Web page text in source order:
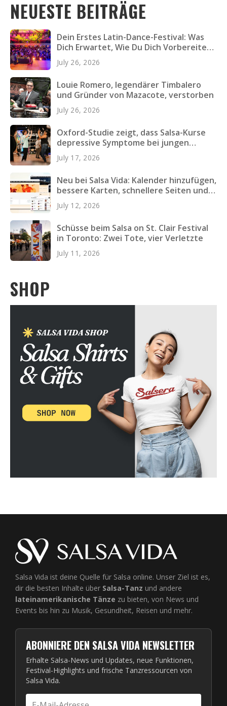
NEUESTE BEITRÄGE
Dein Erstes Latin-Dance-Festival: Was
Dich Erwartet, Wie Du Dich Vorbereitest
und Was Du Einpackst
July 26, 2026
Louie Romero, legendärer Timbalero
und Gründer von Mazacote, verstorben
July 26, 2026
Oxford-Studie zeigt, dass Salsa-Kurse
depressive Symptome bei jungen
Erwachsenen verringern
July 17, 2026
Neu bei Salsa Vida: Kalender hinzufügen,
bessere Karten, schnellere Seiten und
mehr
July 12, 2026
Schüsse beim Salsa on St. Clair Festival
in Toronto: Zwei Tote, vier Verletzte
July 11, 2026
SHOP
Salsa Vida ist deine Quelle für Salsa online. Unser Ziel ist es,
dir die besten Inhalte über Salsa-Tanz und andere
lateinamerikanische Tänze zu bieten, von News und
Events bis hin zu Musik, Gesundheit, Reisen und mehr.
ABONNIERE DEN SALSA VIDA NEWSLETTER
Erhalte Salsa-News und Updates, neue Funktionen,
Festival-Highlights und frische Tanzressourcen von
Salsa Vida.
E-